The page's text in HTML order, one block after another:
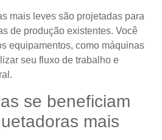
mais leves são projetadas para
de produção existentes. Você
equipamentos, como máquinas
seu fluxo de trabalho e
se beneficiam
mais